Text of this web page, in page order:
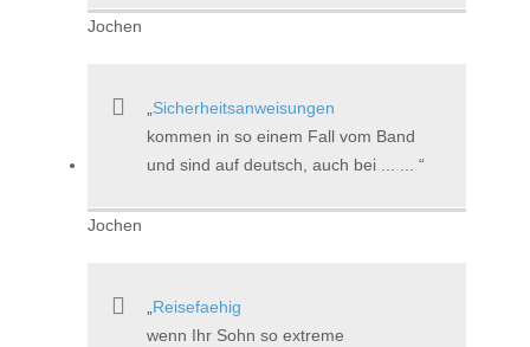
Jochen
Sicherheitsanweisungen
kommen in so einem Fall vom Band
und sind auf deutsch, auch bei ... ...
Jochen
Reisefaehig
wenn Ihr Sohn so extreme